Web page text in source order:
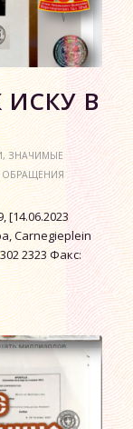
В
,ЗНАЧИМЫЕ
ОБРАЩЕНИЯ
[14.06.2023
Carnegieplein
2323 Факс: